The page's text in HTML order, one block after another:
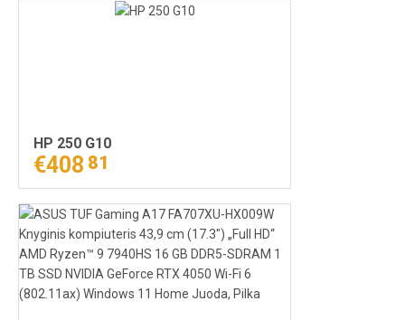
HP 250 G10
€408 81